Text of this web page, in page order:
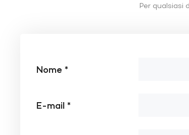
Per qualsiasi
Nome *
E-mail *